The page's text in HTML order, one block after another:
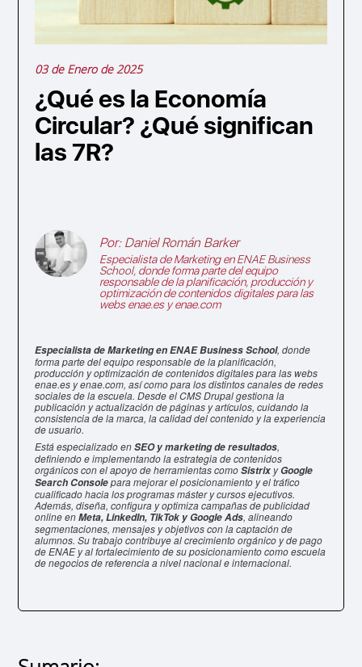
03 de Enero de 2025
¿Qué es la Economía
Circular? ¿Qué significan
las 7R?
Por: Daniel Román Barker
Especialista de Marketing enENAE Business
School, donde forma parte del equipo
responsable de la planificación, producción y
optimización de contenidos digitales para las
webs enae.es y enae.com
Especialista de Marketing en ENAE Business School, donde
forma parte del equipo responsable de la planificación,
producción y optimización de contenidos digitales para las webs
enae.es y enae.com, así como para los distintos canales de redes
sociales de la escuela. Desde el CMS Drupal gestiona la
publicación y actualización de páginas y artículos, cuidando la
consistencia de la marca, la calidad del contenido y la experiencia
de usuario.
Está especializado enSEO y marketing de resultados,
definiendo e implementando la estrategia de contenidos
orgánicos con el apoyo de herramientas comoSistrix yGoogle
Search Consolepara mejorar el posicionamiento y el tráfico
cualificado hacia los programas máster y cursos ejecutivos.
Además, diseña, configura y optimiza campañas de publicidad
online enMeta, LinkedIn, TikTok y Google Ads, alineando
segmentaciones, mensajes y objetivos con la captación de
alumnos. Su trabajo contribuye al crecimiento orgánico y de pago
de ENAE y al fortalecimiento de su posicionamiento como escuela
de negocios de referencia a nivel nacional e internacional.